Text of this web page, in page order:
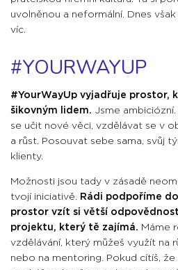
uvolněnou a neformální. Dnes
víc.
#YOURWAYUP
#YourWayUp vyjadřuje prostor,
šikovným lidem. Jsme
se učit nové věci, vzdělávat se v
a růst. Posouvat sebe sama, svůj
klienty.
Možnosti jsou tady v zásadě
tvojí iniciativě. Rádi podpoříme
prostor vzít si větší
projektu, který tě zajímá. Máme
vzdělávání, který můžeš využít na
nebo na mentoring. Pokud cítíš,